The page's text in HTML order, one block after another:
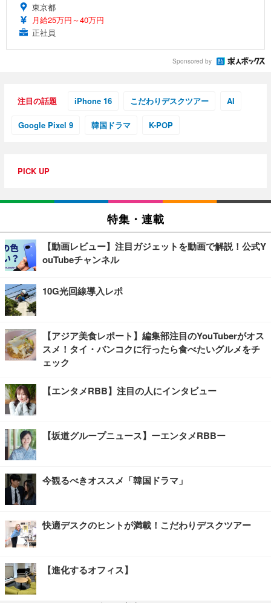
東京都
月給25万円～40万円
正社員
Sponsored by
注目の話題 iPhone 16 こだわりデスクツアー AI
Google Pixel 9 韓国ドラマ K-POP
PICK UP
特集・連載
【動画レビュー】注目ガジェットを動画で解説！公式Y
ouTubeチャンネル
10G光回線導入レポ
【アジア美食レポート】編集部注目のYouTuberがオス
スメ！タイ・バンコクに行ったら食べたいグルメをチ
ェック
【エンタメRBB】注目の人にインタビュー
【坂道グループニュース】ーエンタメRBBー
今観るべきオススメ「韓国ドラマ」
快適デスクのヒントが満載！こだわりデスクツアー
【進化するオフィス】